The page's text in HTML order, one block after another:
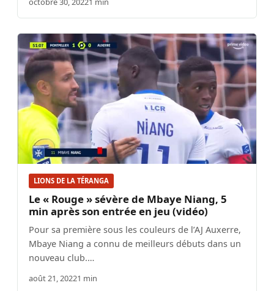
LIONS DE LA TÉRANGA
Le « Rouge » sévère de Mbaye Niang, 5
min après son entrée en jeu (vidéo)
Pour sa première sous les couleurs de l’AJ Auxerre,
Mbaye Niang a connu de meilleurs débuts dans un
nouveau club.…
août 21, 20221 min